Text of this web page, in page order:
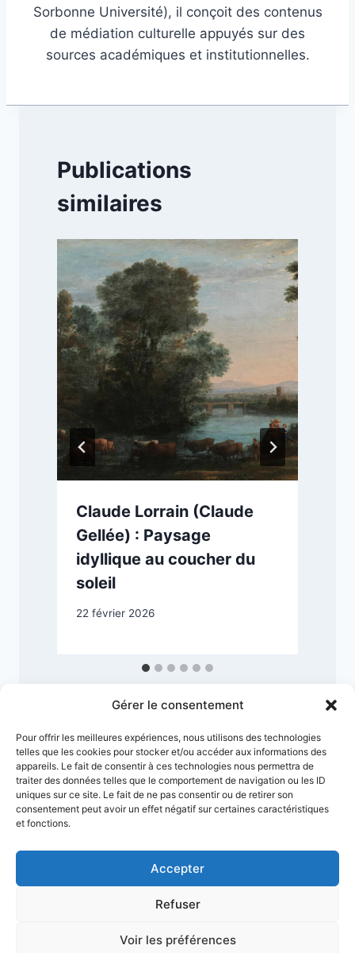
Gérer le consentement
Pour offrir les meilleures expériences, nous utilisons des technologies
telles que les cookies pour stocker et/ou accéder aux informations des
appareils. Le fait de consentir à ces technologies nous permettra de
traiter des données telles que le comportement de navigation ou les ID
uniques sur ce site. Le fait de ne pas consentir ou de retirer son
consentement peut avoir un effet négatif sur certaines caractéristiques
et fonctions.
Accepter
Refuser
Voir les préférences
Sorbonne Université), il conçoit des contenus
de médiation culturelle appuyés sur des
sources académiques et institutionnelles.
Publications
similaires
Claude Lorrain (Claude
Gellée) : Paysage
idyllique au coucher du
soleil
22 février 2026
Conditions générales
Politique de confidentialité
Mentions Légales
Plan du site